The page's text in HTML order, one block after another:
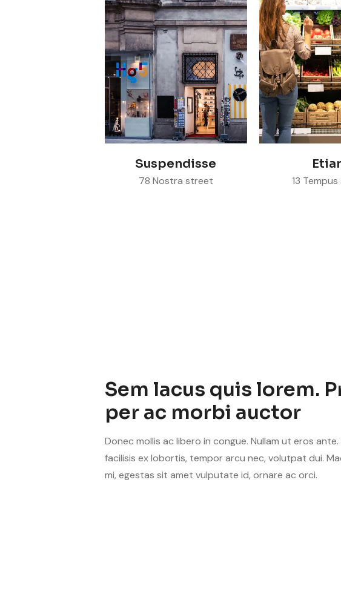
Visit store
Suspendisse
78 Nostra street
Visit
13
Sem lacus quis lorem.
per ac morbi auctor
Donec mollis ac libero in congue. Nullam ut eros
facilisis ex lobortis, tempor arcu nec, volutpat dui.
mi, egestas sit amet vulputate id, ornare ac orci.